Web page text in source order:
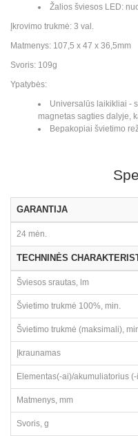
Žalios šviesos LED:
Įkrovimo trukmė: 3 val.
Matmenys: 107,5 x 47 x 36,5mm
Svoris: 109g
Ypatybės:
Universalūs laikikliai -
magnetas sagties dalyje,
Bepakopiai švietimo
GARANTIJA
24 mėn.
TECHNINĖS
Šviesos srautas, lm
Švietimo trukmė 100%, min.
Švietimo trukmė (maksimali),
Įkraunamas
Elementas(-ai)/akumuliatorius
Matmenys, mm
Svoris, g